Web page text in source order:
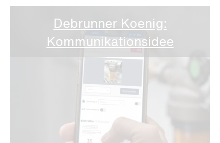
Debrunner Koenig:
Kommunikationsidee